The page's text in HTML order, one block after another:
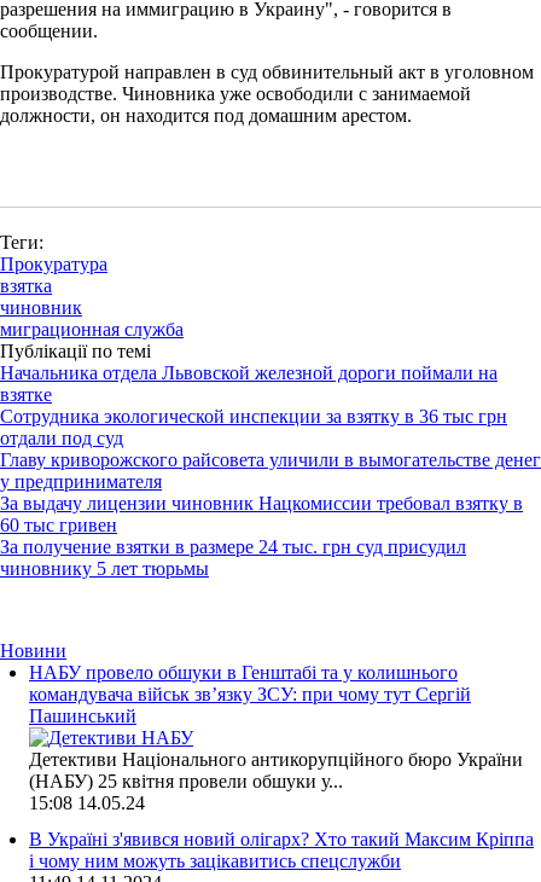
разрешения на иммиграцию в Украину", - говорится в
сообщении.
Прокуратурой направлен в суд обвинительный акт в уголовном
производстве. Чиновника уже освободили с занимаемой
должности, он находится под домашним арестом.
Теги:
Прокуратура
взятка
чиновник
миграционная служба
Публікації по темі
Начальника отдела Львовской железной дороги поймали на
взятке
Сотрудника экологической инспекции за взятку в 36 тыс грн
отдали под суд
Главу криворожского райсовета уличили в вымогательстве денег
у предпринимателя
За выдачу лицензии чиновник Нацкомиссии требовал взятку в
60 тыс гривен
За получение взятки в размере 24 тыс. грн суд присудил
чиновнику 5 лет тюрьмы
Новини
НАБУ провело обшуки в Генштабі та у колишнього
командувача військ зв’язку ЗСУ: при чому тут Сергій
Пашинський
Детективи Національного антикорупційного бюро України
(НАБУ) 25 квітня провели обшуки у...
15:08 14.05.24
В Україні з'явився новий олігарх? Хто такий Максим Кріппа
і чому ним можуть зацікавитись спецслужби